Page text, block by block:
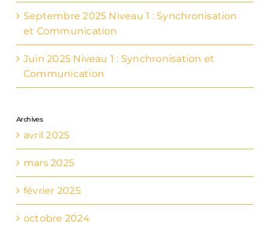
Septembre 2025 Niveau 1 : Synchronisation
et Communication
Juin 2025 Niveau 1 : Synchronisation et
Communication
Archives
avril 2025
mars 2025
février 2025
octobre 2024